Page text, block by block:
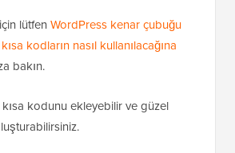
lütfen WordPress kenar çubuğu
kodların nasıl kullanılacağına
bakın.
kodunu ekleyebilir ve güzel